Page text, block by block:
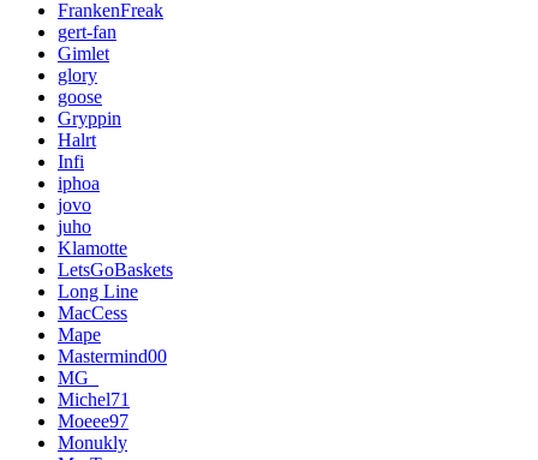
FrankenFreak
gert-fan
Gimlet
glory
goose
Gryppin
Halrt
Infi
iphoa
jovo
juho
Klamotte
LetsGoBaskets
Long Line
MacCess
Mape
Mastermind00
MG_
Michel71
Moeee97
Monukly